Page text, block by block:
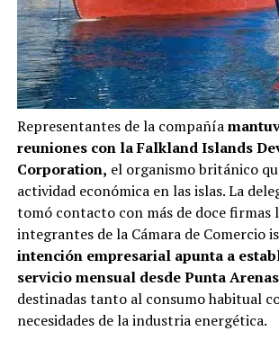
Representantes de la compañía
reuniones con la Falkland Islands
Corporation, el organismo británico
actividad económica en las islas. La
tomó contacto con más de doce firmas
integrantes de la Cámara de Comercio
intención empresarial apunta a
servicio mensual desde Punta Arenas
destinadas tanto al consumo habitual
necesidades de la industria energética.